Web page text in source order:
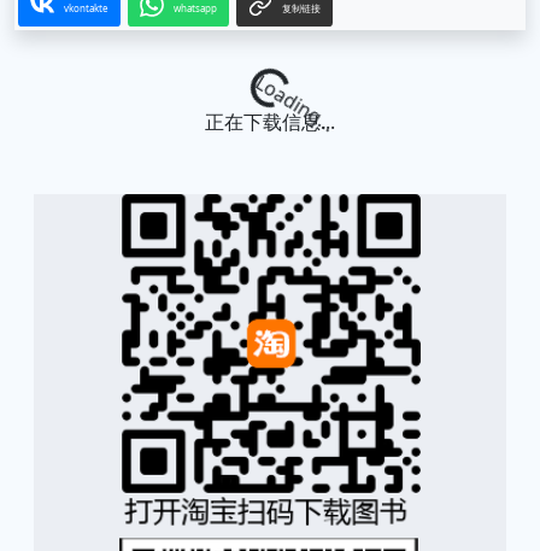
vkontakte whatsapp 复制链接
Loading...
正在下载信息...